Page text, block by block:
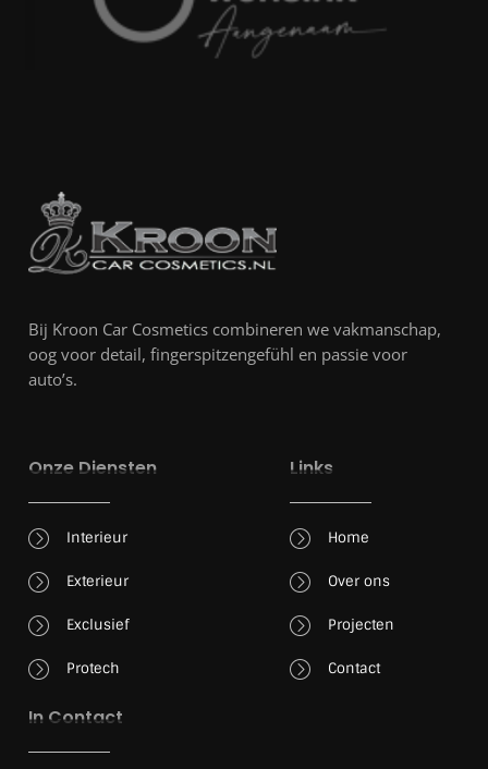
Bij Kroon Car Cosmetics combineren we vakmanschap,
oog voor detail, fingerspitzengefühl en passie voor
auto’s.
Onze Diensten
Interieur
Exterieur
Exclusief
Protech
Links
Home
Over ons
Projecten
Contact
In Contact